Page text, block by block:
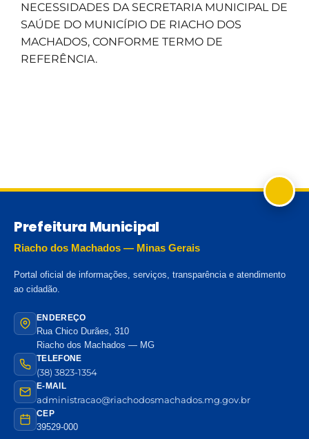
NECESSIDADES DA SECRETARIA MUNICIPAL DE
SAÚDE DO MUNICÍPIO DE RIACHO DOS
MACHADOS, CONFORME TERMO DE
REFERÊNCIA.
Prefeitura Municipal
Riacho dos Machados — Minas Gerais
Portal oficial de informações, serviços, transparência e atendimento
ao cidadão.
ENDEREÇO
Rua Chico Durães, 310
Riacho dos Machados — MG
TELEFONE
(38) 3823-1354
E-MAIL
administracao@riachodosmachados.mg.gov.br
CEP
39529-000